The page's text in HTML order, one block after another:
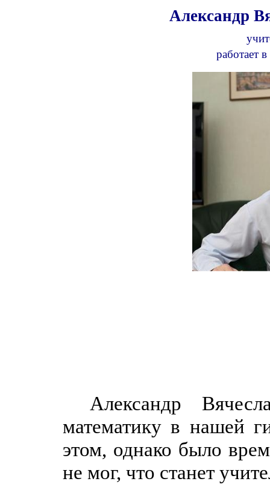
Александр
работает
Александр
математику в нашей
этом, однако было
не мог, что станет